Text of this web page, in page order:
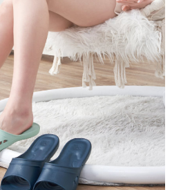
以下網址：
代理人或監護人之同意方可使用
申辦者引起之損失，本公司不負相關責
將依據個別帳號之用戶狀況，依本公司即
額度不足之情形，本公司將視審查結果
他人資訊註冊。若發現惡意使用之情形，
用戶之使用額度並採取法律行動。
)免運費
查看運費